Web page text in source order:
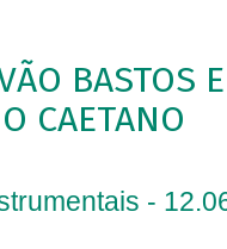
BASTOS E
CAETANO
-